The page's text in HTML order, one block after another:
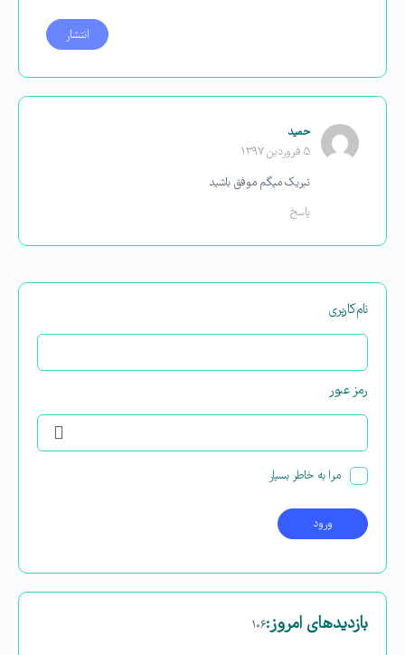
حمید
۵ فروردین ۱۳۹۷
تبریک میگم موفق باشید
پاسخ
نام‌کاربری
رمز عبور
مرا به خاطر بسپار
بازدیدهای امروز:۱۰۶